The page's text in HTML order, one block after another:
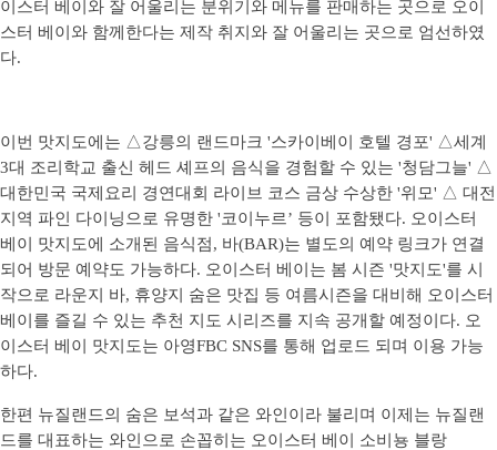
이스터 베이와 잘 어울리는 분위기와 메뉴를 판매하는 곳으로 오이
스터 베이와 함께한다는 제작 취지와 잘 어울리는 곳으로 엄선하였
다.
이번 맛지도에는 △강릉의 랜드마크 '스카이베이 호텔 경포' △세계
3대 조리학교 출신 헤드 셰프의 음식을 경험할 수 있는 '청담그늘' △
대한민국 국제요리 경연대회 라이브 코스 금상 수상한 '위모' △ 대전
지역 파인 다이닝으로 유명한 '코이누르’ 등이 포함됐다. 오이스터
베이 맛지도에 소개된 음식점, 바(BAR)는 별도의 예약 링크가 연결
되어 방문 예약도 가능하다. 오이스터 베이는 봄 시즌 '맛지도'를 시
작으로 라운지 바, 휴양지 숨은 맛집 등 여름시즌을 대비해 오이스터
베이를 즐길 수 있는 추천 지도 시리즈를 지속 공개할 예정이다. 오
이스터 베이 맛지도는 아영FBC SNS를 통해 업로드 되며 이용 가능
하다.
한편 뉴질랜드의 숨은 보석과 같은 와인이라 불리며 이제는 뉴질랜
드를 대표하는 와인으로 손꼽히는 오이스터 베이 소비뇽 블랑